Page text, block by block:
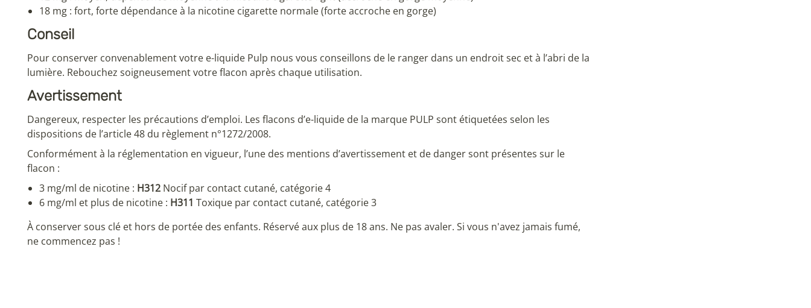
18 mg : fort, forte dépendance à la nicotine cigarette normale (forte accroche en gorge)
Conseil
Pour conserver convenablement votre e-liquide Pulp nous vous conseillons de le ranger dans un endroit sec et à l’abri de la
lumière. Rebouchez soigneusement votre flacon après chaque utilisation.
Avertissement
Dangereux, respecter les précautions d’emploi. Les flacons d’e-liquide de la marque PULP sont étiquetées selon les
dispositions de l’article 48 du règlement n°1272/2008.
Conformément à la réglementation en vigueur, l’une des mentions d’avertissement et de danger sont présentes sur le
flacon :
3 mg/ml de nicotine : H312 Nocif par contact cutané, catégorie 4
6 mg/ml et plus de nicotine : H311 Toxique par contact cutané, catégorie 3
À conserver sous clé et hors de portée des enfants. Réservé aux plus de 18 ans. Ne pas avaler. Si vous n'avez jamais fumé,
ne commencez pas !